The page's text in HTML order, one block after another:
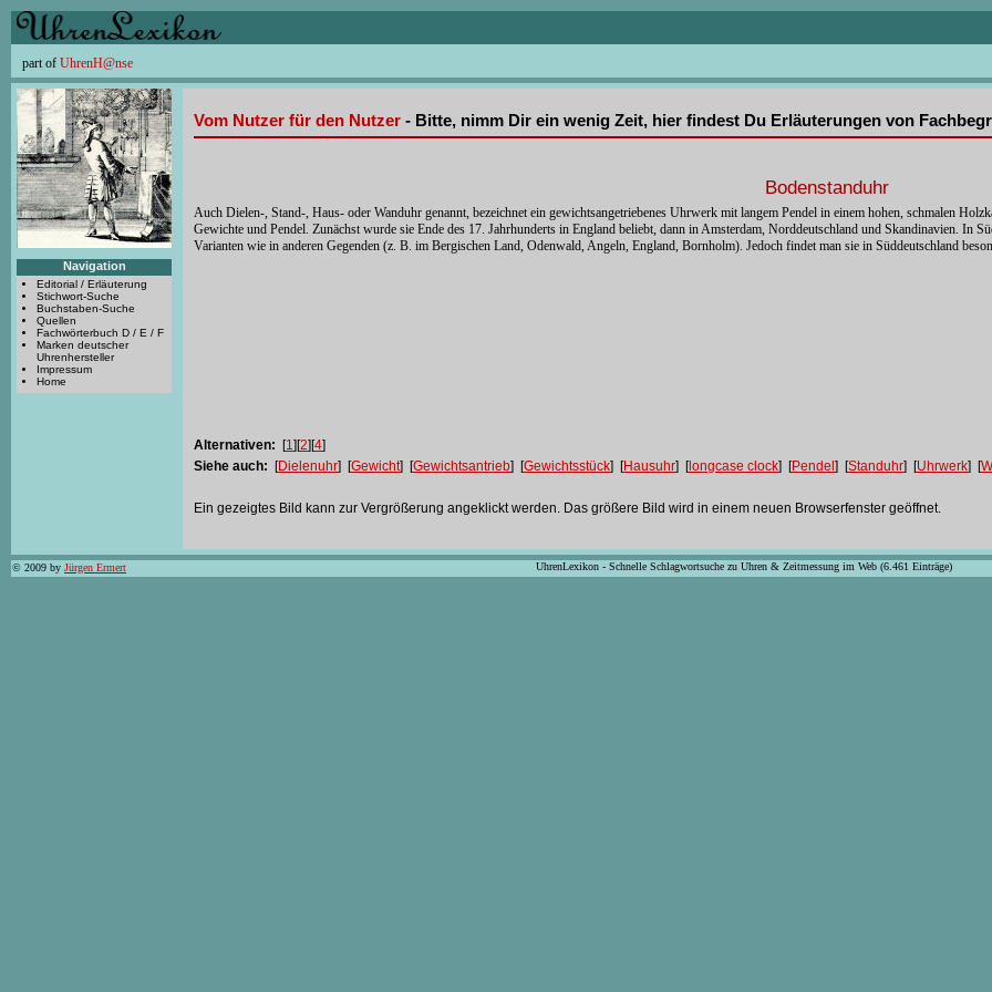
part of UhrenH@nse
Navigation
Editorial / Erläuterung
Stichwort-Suche
Buchstaben-Suche
Quellen
Fachwörterbuch D / E / F
Marken deutscher
Uhrenhersteller
Impressum
Home
Vom Nutzer für den Nutzer - Bitte, nimm Dir ein wenig Zeit, hier findest Du Erläuterungen von
Bodenstanduhr
Auch Dielen-, Stand-, Haus- oder Wanduhr genannt, bezeichnet ein gewichtsangetriebenes Uhrwerk mit langem Pendel in einem hohen, schmalen
Gewichte und Pendel. Zunächst wurde sie Ende des 17. Jahrhunderts in England beliebt, dann in Amsterdam, Norddeutschland und Skandinavien. In
Varianten wie in anderen Gegenden (z. B. im Bergischen Land, Odenwald, Angeln, England, Bornholm). Jedoch findet man sie in Süddeutschland
Alternativen: [1][2][4]
Siehe auch: [Dielenuhr] [Gewicht] [Gewichtsantrieb] [Gewichtsstück] [Hausuhr] [longcase clock] [Pendel ] [Standuhr] [Uhrwerk] [
Ein gezeigtes Bild kann zur Vergrößerung angeklickt werden. Das größere Bild wird in einem neuen Browserfenster geöffnet.
© 2009 by Jürgen Ermert UhrenLexikon - Schnelle Schlagwortsuche zu Uhren & Zeitmessung im Web (6.461 Einträge)